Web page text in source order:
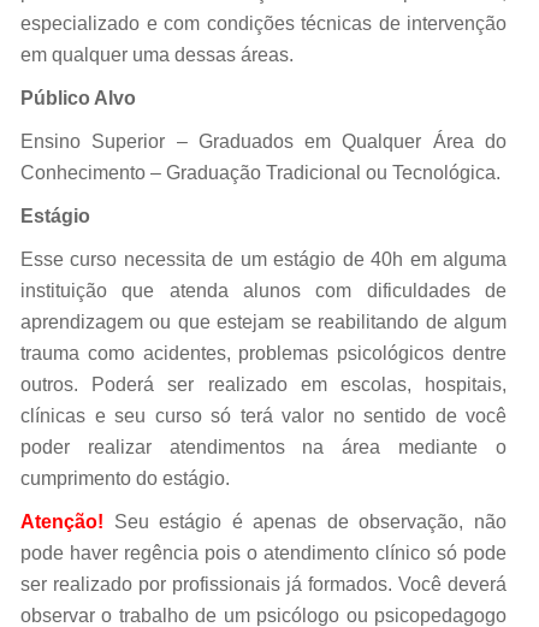
especializado e com condições técnicas de intervenção
em qualquer uma dessas áreas.
Público Alvo
Ensino Superior – Graduados em Qualquer Área do
Conhecimento – Graduação Tradicional ou Tecnológica.
Estágio
Esse curso necessita de um estágio de 40h em alguma
instituição que atenda alunos com dificuldades de
aprendizagem ou que estejam se reabilitando de algum
trauma como acidentes, problemas psicológicos dentre
outros. Poderá ser realizado em escolas, hospitais,
clínicas e seu curso só terá valor no sentido de você
poder realizar atendimentos na área mediante o
cumprimento do estágio.
Atenção! Seu estágio é apenas de observação, não
pode haver regência pois o atendimento clínico só pode
ser realizado por profissionais já formados. Você deverá
observar o trabalho de um psicólogo ou psicopedagogo